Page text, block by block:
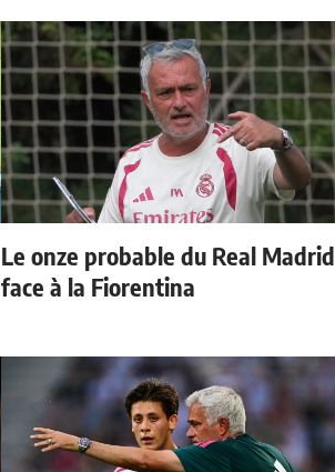
Le onze probable du Real Madrid
face à la Fiorentina